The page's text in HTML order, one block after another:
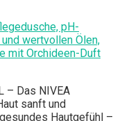
pH-
wertvollen Ölen,
mit Orchideen-Duft
– Das NIVEA
sanft und
Hautgefühl –